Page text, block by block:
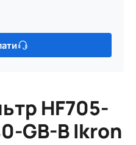
HF705-
GB-B Ikron